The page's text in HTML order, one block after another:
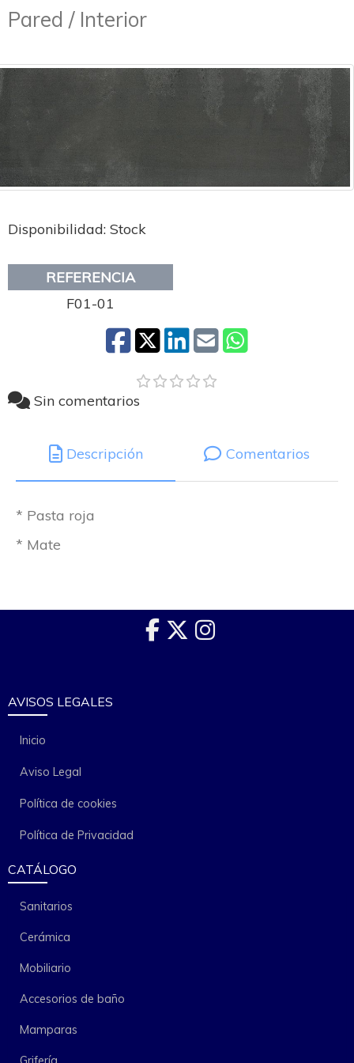
Pared / Interior
Disponibilidad: Stock
REFERENCIA
F01-01
Sin comentarios
Descripción Comentarios
* Pasta roja
* Mate
AVISOS LEGALES
Inicio
Aviso Legal
Política de cookies
Política de Privacidad
CATÁLOGO
Sanitarios
Cerámica
Mobiliario
Accesorios de baño
Mamparas